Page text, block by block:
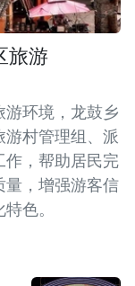
旅游
环境，龙鼓乡
村管理组、派
作，帮助居民完
量，增强游客信
色。